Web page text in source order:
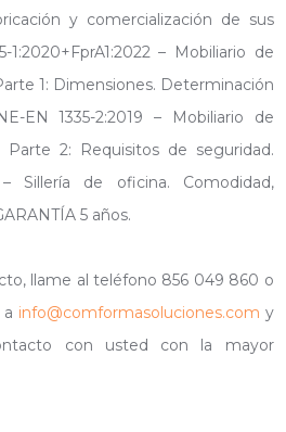
y comercialización de sus
1:2020+FprA1:2022 – Mobiliario de
1: Dimensiones. Determinación
EN 1335-2:2019 – Mobiliario de
Parte 2: Requisitos de seguridad.
– Sillería de oficina. Comodidad,
5 años.
llame al teléfono 856 049 860 o
info@comformasoluciones.com y
con usted con la mayor